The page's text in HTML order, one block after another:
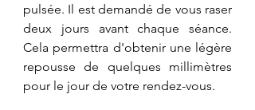
pulsée. Il est demandé de vous raser
deux jours avant chaque séance.
Cela permettra d'obtenir une légère
repousse de quelques millimètres
pour le jour de votre rendez-vous.